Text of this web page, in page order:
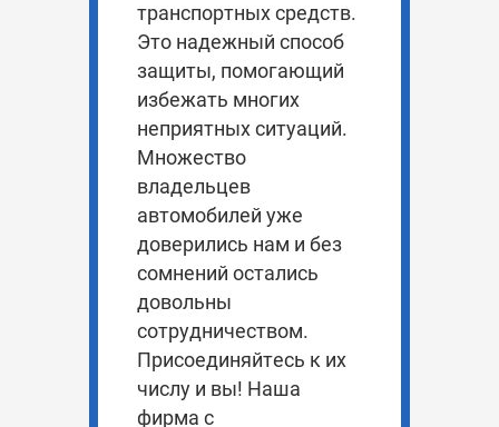
транспортных средств.
Это надежный способ
защиты, помогающий
избежать многих
неприятных ситуаций.
Множество
владельцев
автомобилей уже
доверились нам и без
сомнений остались
довольны
сотрудничеством.
Присоединяйтесь к их
числу и вы! Наша
фирма с